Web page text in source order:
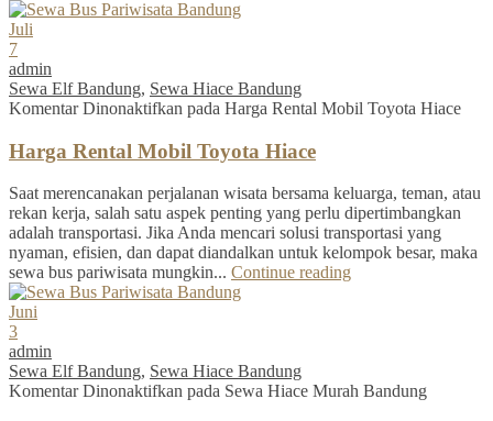
Juli
7
admin
Sewa Elf Bandung, Sewa Hiace Bandung
Komentar Dinonaktifkan pada Harga Rental Mobil Toyota Hiace
Harga Rental Mobil Toyota Hiace
Saat merencanakan perjalanan wisata bersama keluarga, teman, atau
rekan kerja, salah satu aspek penting yang perlu dipertimbangkan
adalah transportasi. Jika Anda mencari solusi transportasi yang
nyaman, efisien, dan dapat diandalkan untuk kelompok besar, maka
sewa bus pariwisata mungkin... Continue reading
Juni
3
admin
Sewa Elf Bandung, Sewa Hiace Bandung
Komentar Dinonaktifkan pada Sewa Hiace Murah Bandung